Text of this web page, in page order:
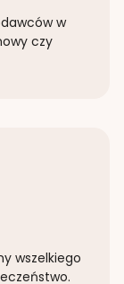
w
czy
wszelkiego